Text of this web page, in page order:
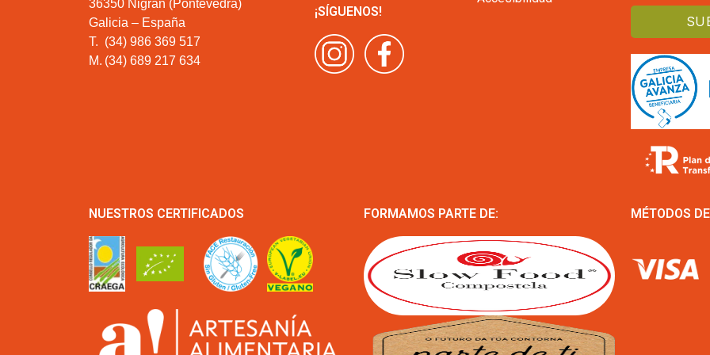
36350 Nigrán (Pontevedra)
Galicia – España
T. (34) 986 369 517
M. (34) 689 217 634
¡SÍGUENOS!
NUESTROS CERTIFICADOS FORMAMOS PARTE DE: MÉTODOS